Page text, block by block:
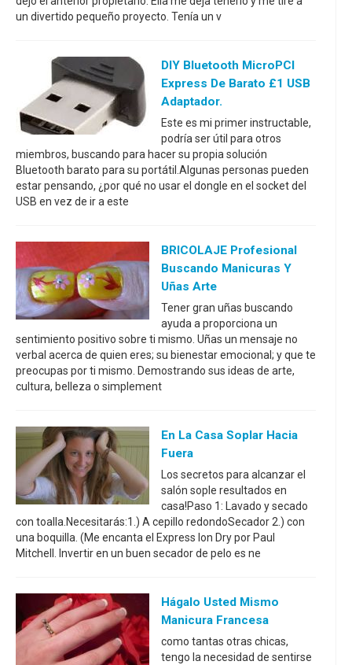
un divertido pequeño proyecto. Tenía un v
DIY Bluetooth MicroPCI
Express De Barato £1 USB
Adaptador.
Este es mi primer instructable,
podría ser útil para otros
miembros, buscando para hacer su propia solución
Bluetooth barato para su portátil.Algunas personas pueden
estar pensando, ¿por qué no usar el dongle en el socket del
USB en vez de ir a este
BRICOLAJE Profesional
Buscando Manicuras Y
Uñas Arte
Tener gran uñas buscando
ayuda a proporciona un
sentimiento positivo sobre ti mismo. Uñas un mensaje no
verbal acerca de quien eres; su bienestar emocional; y que te
preocupas por ti mismo. Demostrando sus ideas de arte,
cultura, belleza o simplement
En La Casa Soplar Hacia
Fuera
Los secretos para alcanzar el
salón sople resultados en
casa!Paso 1: Lavado y secado
con toalla.Necesitarás:1.) A cepillo redondoSecador 2.) con
una boquilla. (Me encanta el Express Ion Dry por Paul
Mitchell. Invertir en un buen secador de pelo es ne
Hágalo Usted Mismo
Manicura Francesa
como tantas otras chicas,
tengo la necesidad de sentirse